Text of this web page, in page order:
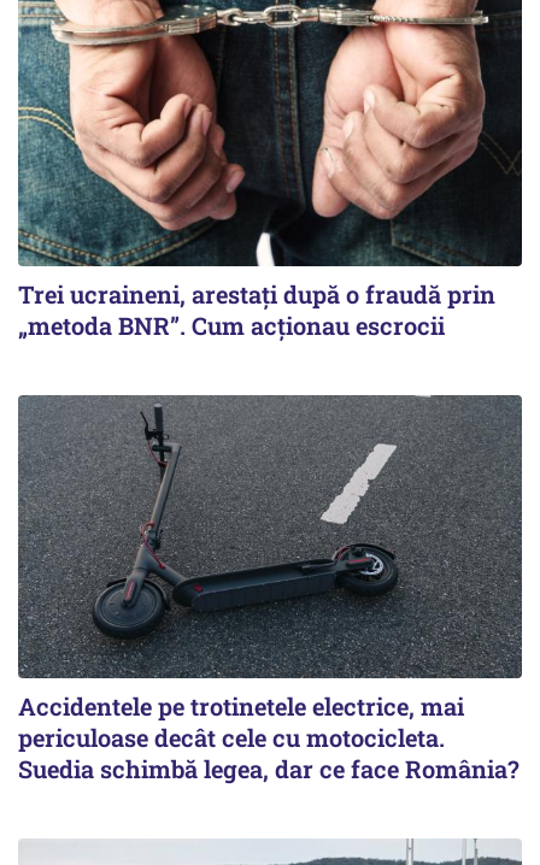
Trei ucraineni, arestați după o fraudă prin
„metoda BNR”. Cum acționau escrocii
Accidentele pe trotinetele electrice, mai
periculoase decât cele cu motocicleta.
Suedia schimbă legea, dar ce face România?